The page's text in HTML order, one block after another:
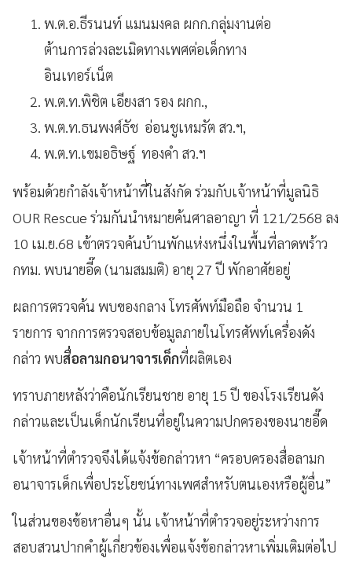
พ.ต.อ.ธีรนนท์ แมนมงคล ผกก.กลุ่มงานต่อ
ต้านการล่วงละเมิดทางเพศต่อเด็กทาง
อินเทอร์เน็ต
พ.ต.ท.พิชิต เอียงสา รอง ผกก.,
พ.ต.ท.ธนพงศ์ธัช อ่อนชูเหมรัต สว.ฯ,
พ.ต.ท.เขมอธิษฐ์ ทองคำ สว.ฯ
พร้อมด้วยกำลังเจ้าหน้าที่ในสังกัด ร่วมกับเจ้าหน้าที่มูลนิธิ
OUR Rescue ร่วมกันนำหมายค้นศาลอาญา ที่ 121/2568 ลง
10 เม.ย.68 เข้าตรวจค้นบ้านพักแห่งหนึ่งในพื้นที่ลาดพร้าว
กทม. พบนายอี๊ด (นามสมมติ) อายุ 27 ปี พักอาศัยอยู่
ผลการตรวจค้น พบของกลาง โทรศัพท์มือถือ จำนวน 1
รายการ จากการตรวจสอบข้อมูลภายในโทรศัพท์เครื่องดัง
กล่าว พบสื่อลามกอนาจารเด็กที่ผลิตเอง
ทราบภายหลังว่าคือนักเรียนชาย อายุ 15 ปี ของโรงเรียนดัง
กล่าวและเป็นเด็กนักเรียนที่อยู่ในความปกครองของนายอี๊ด
เจ้าหน้าที่ตำรวจจึงได้แจ้งข้อกล่าวหา “ครอบครองสื่อลามก
อนาจารเด็กเพื่อประโยชน์ทางเพศสำหรับตนเองหรือผู้อื่น”
ในส่วนของข้อหาอื่นๆ นั้น เจ้าหน้าที่ตำรวจอยู่ระหว่างการ
สอบสวนปากคำผู้เกี่ยวข้องเพื่อแจ้งข้อกล่าวหาเพิ่มเติมต่อไป